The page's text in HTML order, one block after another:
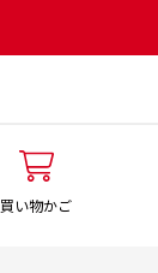
買い物かご